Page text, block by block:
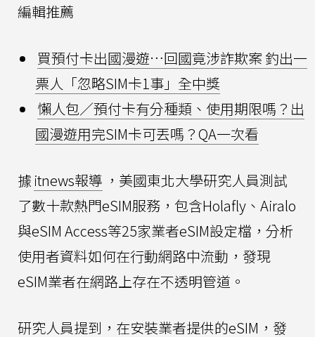
編輯推薦
買預付卡出國漫遊…回國竟涉詐欺案 釣出一
票人「忽略SIM卡1事」全中獎
懶人包／預付卡有分種類、使用期限嗎？出
國漫遊用完SIM卡可丟嗎？QA一次看
據 itnews報導 ，美國東北大學研究人員測試
了數十款熱門eSIM服務，包含Holafly、Airalo
與eSIM Access等25家業者eSIM設定檔，分析
使用者資料如何在行動網路中流動，發現
eSIM業者在網路上存在不透明管道。
研究人員提到，在安裝業者提供的eSIM，發